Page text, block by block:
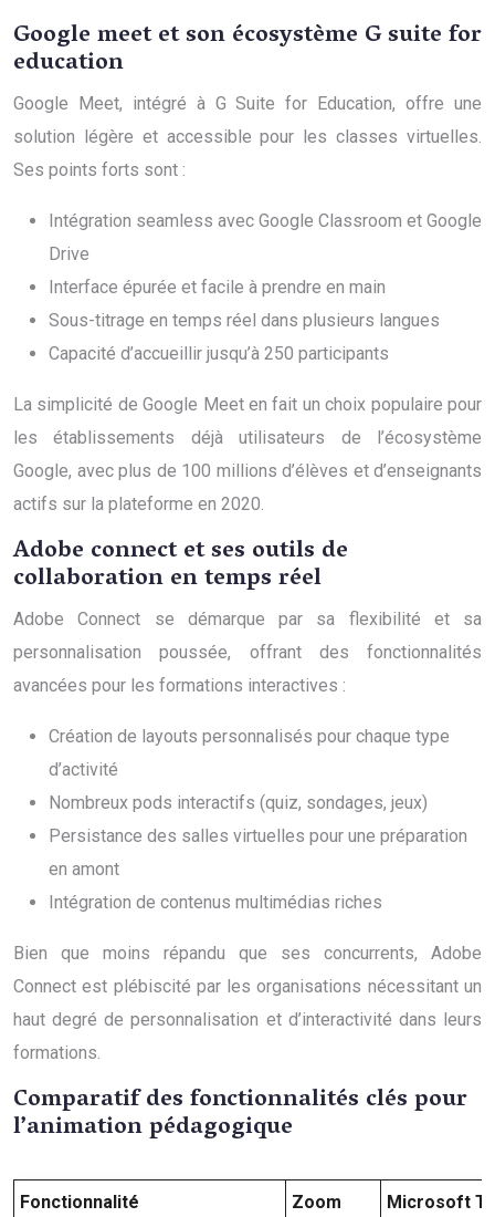
Google meet et son écosystème G suite for
education
Google Meet, intégré à G Suite for Education, offre une
solution légère et accessible pour les classes virtuelles.
Ses points forts sont :
Intégration seamless avec Google Classroom et Google
Drive
Interface épurée et facile à prendre en main
Sous-titrage en temps réel dans plusieurs langues
Capacité d’accueillir jusqu’à 250 participants
La simplicité de Google Meet en fait un choix populaire pour
les établissements déjà utilisateurs de l’écosystème
Google, avec plus de 100 millions d’élèves et d’enseignants
actifs sur la plateforme en 2020.
Adobe connect et ses outils de
collaboration en temps réel
Adobe Connect se démarque par sa flexibilité et sa
personnalisation poussée, offrant des fonctionnalités
avancées pour les formations interactives :
Création de layouts personnalisés pour chaque type
d’activité
Nombreux pods interactifs (quiz, sondages, jeux)
Persistance des salles virtuelles pour une préparation
en amont
Intégration de contenus multimédias riches
Bien que moins répandu que ses concurrents, Adobe
Connect est plébiscité par les organisations nécessitant un
haut degré de personnalisation et d’interactivité dans leurs
formations.
Comparatif des fonctionnalités clés pour
l’animation pédagogique
Fonctionnalité Zoom Microsoft